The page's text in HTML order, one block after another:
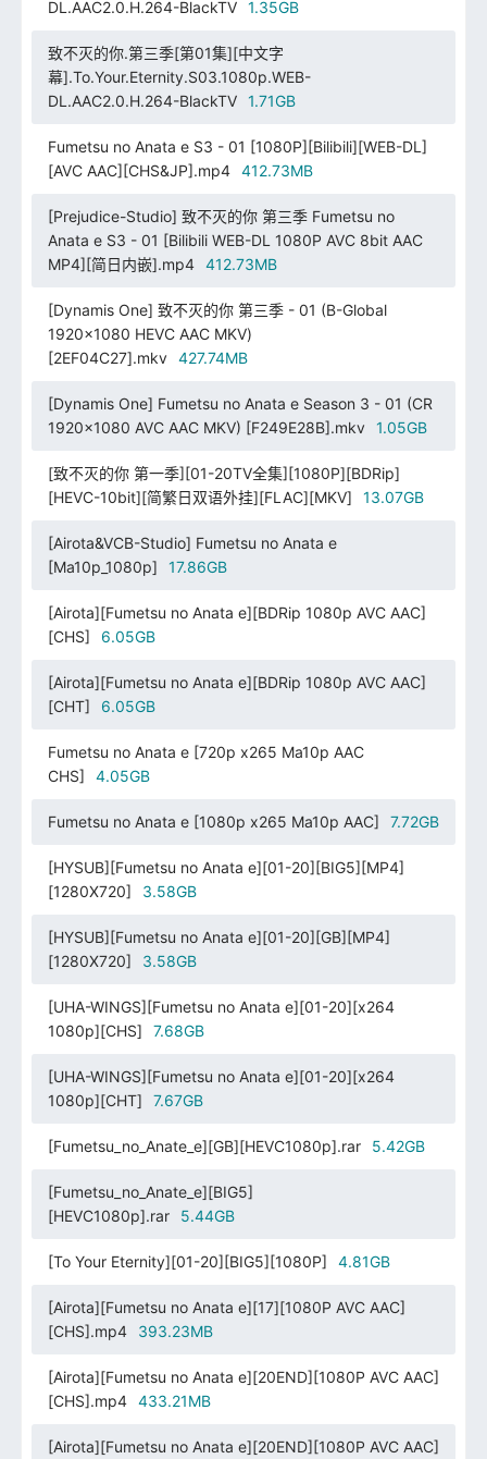
DL.AAC2.0.H.264-BlackTV 1.35GB
致不灭的你.第三季[第01集][中文字
幕].To.Your.Eternity.S03.1080p.WEB-
DL.AAC2.0.H.264-BlackTV
1.71GB
Fumetsu no Anata e S3 - 01 [1080P][Bilibili][WEB-DL]
[AVC AAC][CHS&JP].mp4
412.73MB
[Prejudice-Studio] 致不灭的你 第三季 Fumetsu no
Anata e S3 - 01 [Bilibili WEB-DL 1080P AVC 8bit AAC
MP4][简日内嵌].mp4
412.73MB
[Dynamis One] 致不灭的你 第三季 - 01 (B-Global
1920x1080 HEVC AAC MKV)
[2EF04C27].mkv
427.74MB
[Dynamis One] Fumetsu no Anata e Season 3 - 01 (CR
1920x1080 AVC AAC MKV) [F249E28B].mkv
1.05GB
[致不灭的你 第一季][01-20TV全集][1080P][BDRip]
[HEVC-10bit][简繁日双语外挂][FLAC][MKV]
13.07GB
[Airota&VCB-Studio] Fumetsu no Anata e
[Ma10p_1080p]
17.86GB
[Airota][Fumetsu no Anata e][BDRip 1080p AVC AAC]
[CHS]
6.05GB
[Airota][Fumetsu no Anata e][BDRip 1080p AVC AAC]
[CHT]
6.05GB
Fumetsu no Anata e [720p x265 Ma10p AAC
CHS]
4.05GB
Fumetsu no Anata e [1080p x265 Ma10p AAC] 7.72GB
[HYSUB][Fumetsu no Anata e][01-20][BIG5][MP4]
[1280X720]
3.58GB
[HYSUB][Fumetsu no Anata e][01-20][GB][MP4]
[1280X720]
3.58GB
[UHA-WINGS][Fumetsu no Anata e][01-20][x264
1080p][CHS]
7.68GB
[UHA-WINGS][Fumetsu no Anata e][01-20][x264
1080p][CHT]
7.67GB
[Fumetsu_no_Anate_e][GB][HEVC1080p].rar 5.42GB
[Fumetsu_no_Anate_e][BIG5]
[HEVC1080p].rar
5.44GB
[To Your Eternity][01-20][BIG5][1080P] 4.81GB
[Airota][Fumetsu no Anata e][17][1080P AVC AAC]
[CHS].mp4
393.23MB
[Airota][Fumetsu no Anata e][20END][1080P AVC AAC]
[CHS].mp4
433.21MB
[Airota][Fumetsu no Anata e][20END][1080P AVC AAC]